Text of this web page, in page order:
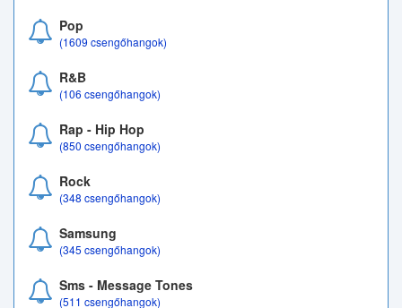
Pop
(1609 csengőhangok)
R&B
(106 csengőhangok)
Rap - Hip Hop
(850 csengőhangok)
Rock
(348 csengőhangok)
Samsung
(345 csengőhangok)
Sms - Message Tones
(511 csengőhangok)